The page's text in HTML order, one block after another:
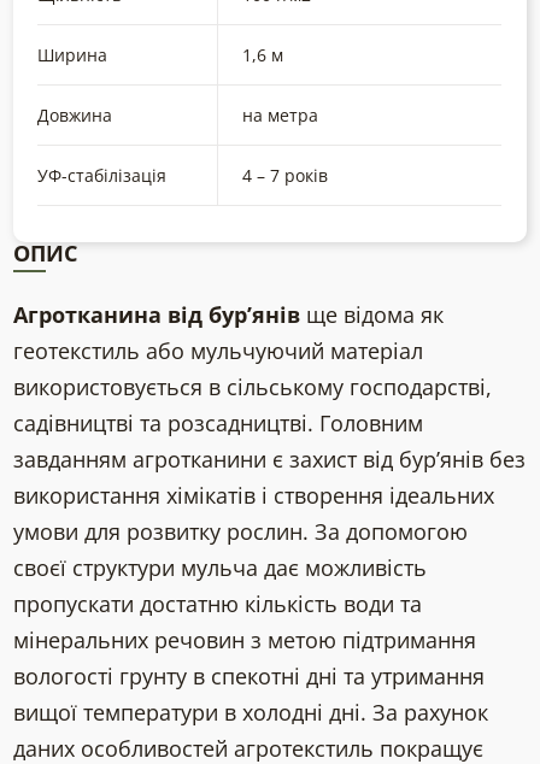
ОПИС
Агротканина від бур’янів ще відома як
геотекстиль або мульчуючий матеріал
використовується в сільському господарстві,
садівництві та розсадництві. Головним
завданням агротканини є захист від бур’янів без
використання хімікатів і створення ідеальних
умови для розвитку рослин. За допомогою
своєї структури мульча дає можливість
пропускати достатню кількість води та
мінеральних речовин з метою підтримання
вологості грунту в спекотні дні та утримання
вищої температури в холодні дні. За рахунок
даних особливостей агротекстиль покращує
Ширина 1,6 м
Довжина на метра
УФ-стабілізація 4 – 7 років